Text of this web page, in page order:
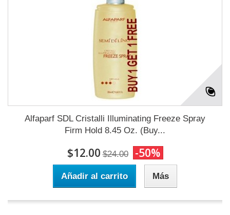
Alfaparf SDL Cristalli Illuminating Freeze Spray
Firm Hold 8.45 Oz. (Buy...
$12.00 $24.00 -50%
Añadir al carrito Más